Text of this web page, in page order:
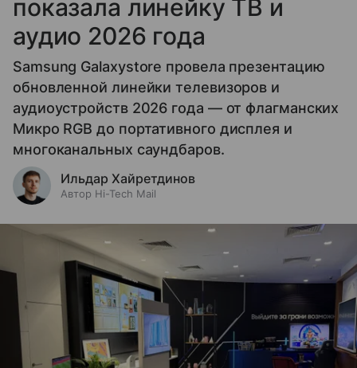
показала линейку ТВ и
аудио 2026 года
Samsung Galaxystore провела презентацию
обновленной линейки телевизоров и
аудиоустройств 2026 года — от флагманских
Микро RGB до портативного дисплея и
многоканальных саундбаров.
Ильдар Хайретдинов
Автор Hi-Tech Mail